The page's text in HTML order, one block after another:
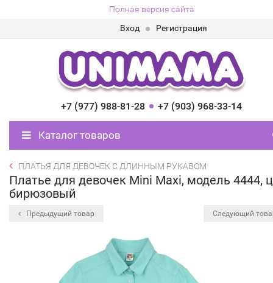
Полная версия сайта
Вход
Регистрация
+7 (977) 988-81-28 +7 (903) 968-33-14
Каталог товаров
ПЛАТЬЯ ДЛЯ ДЕВОЧЕК С ДЛИННЫМ РУКАВОМ
Платье для девочек Mini Maxi, модель 4444,
бирюзовый
Предыдущий товар Следующий